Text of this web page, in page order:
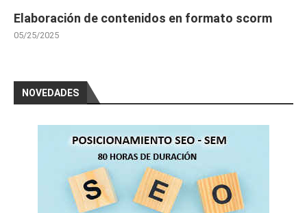
Elaboración de contenidos en formato scorm
05/25/2025
NOVEDADES